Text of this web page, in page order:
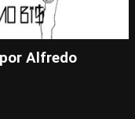
Alfredo